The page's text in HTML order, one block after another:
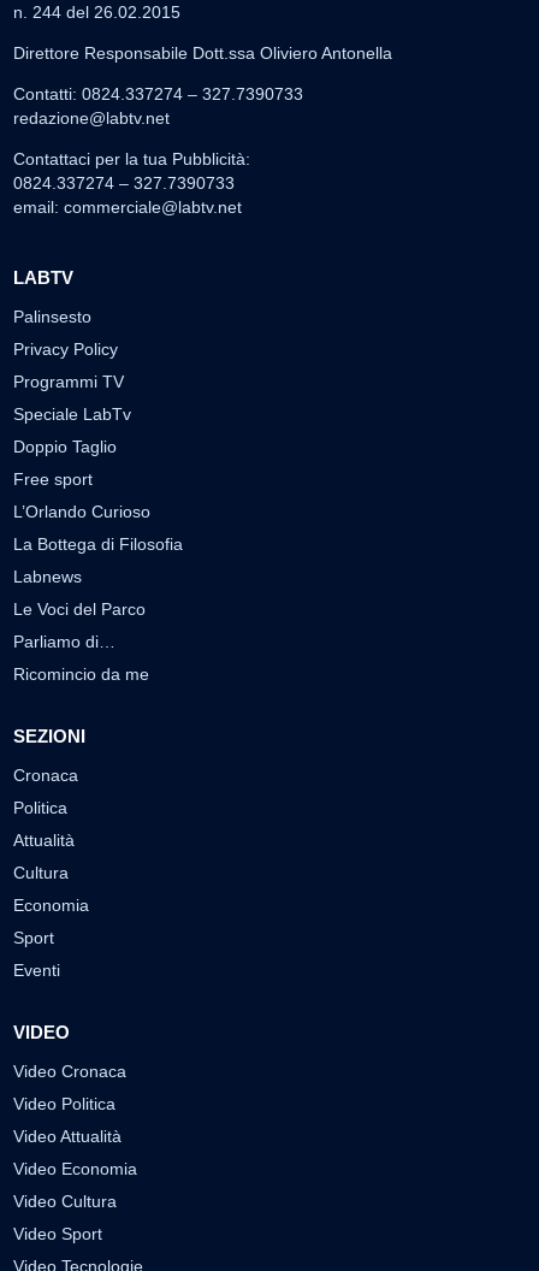
n. 244 del 26.02.2015
Direttore Responsabile Dott.ssa Oliviero Antonella
Contatti: 0824.337274 – 327.7390733
redazione@labtv.net
Contattaci per la tua Pubblicità:
0824.337274 – 327.7390733
email: commerciale@labtv.net
LABTV
Palinsesto
Privacy Policy
Programmi TV
Speciale LabTv
Doppio Taglio
Free sport
L’Orlando Curioso
La Bottega di Filosofia
Labnews
Le Voci del Parco
Parliamo di…
Ricomincio da me
SEZIONI
Cronaca
Politica
Attualità
Cultura
Economia
Sport
Eventi
VIDEO
Video Cronaca
Video Politica
Video Attualità
Video Economia
Video Cultura
Video Sport
Video Tecnologie